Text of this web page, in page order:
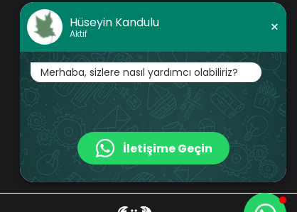
Hüseyin Kandulu
Aktif ×
Merhaba, sizlere nasıl yardımcı olabiliriz?
İletişime Geçin